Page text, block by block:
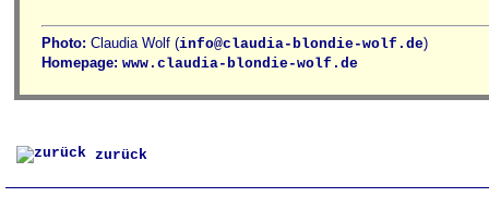
Photo: Claudia Wolf (info@claudia-blondie-wolf.de)
Homepage: www.claudia-blondie-wolf.de
zurück